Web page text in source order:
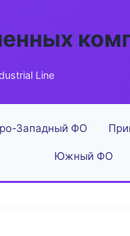
Line
Западный ФО
Южный ФО